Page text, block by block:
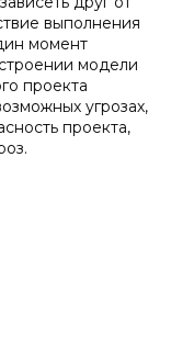
выполнения
момент
модели
проекта
угрозах,
проекта,